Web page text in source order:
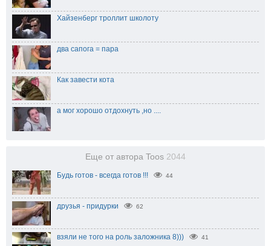
Хайзенберг троллит школоту
два сапога = пара
Как завести кота
а мог хорошо отдохнуть ,но ....
Еще от автора Toos 2044
Будь готов - всегда готов !!! 44
друзья - придурки 62
взяли не того на роль заложника 8))) 41